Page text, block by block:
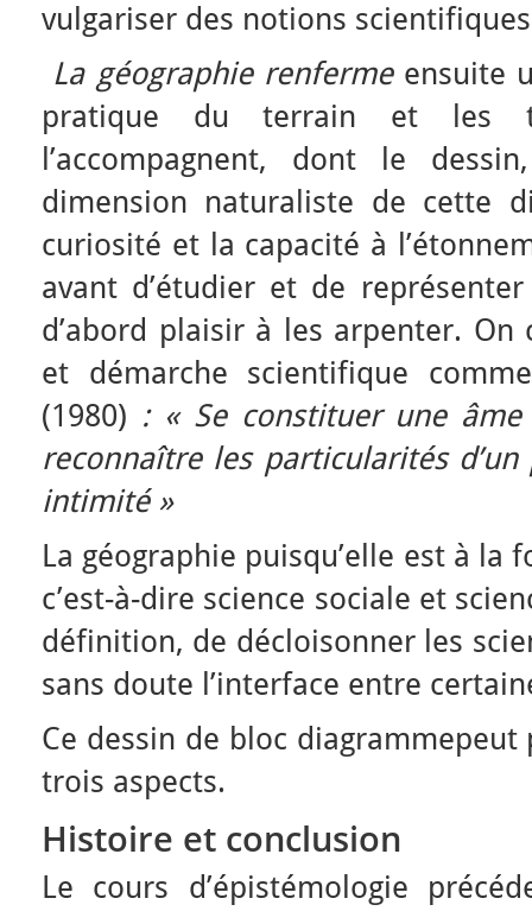
vulgariser des notions
La géographie renfermeensuite
pratique du terrain et les
l’accompagnent, dont le
dimension naturaliste de cette
curiosité et la capacité à
avant d’étudier et de
d’abord plaisir à les arpenter. On
et démarche scientifique
(1980) : « Se constituer une âme
reconnaître les particularités
intimité »
La géographie puisqu’elle est à la
c’est-à-dire science sociale et
définition, de décloisonner les
sans doute l’interface entre
Ce dessin de bloc
trois aspects.
Histoire et conclusion
Le cours d’épistémologie